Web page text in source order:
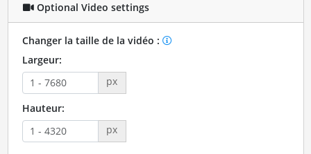
Optional Video settings
Changer la taille de la vidéo :
Largeur:
px
Hauteur:
px